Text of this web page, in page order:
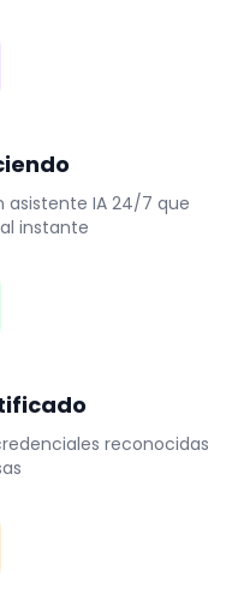
asistente IA 24/7 que
instante
reconocidas